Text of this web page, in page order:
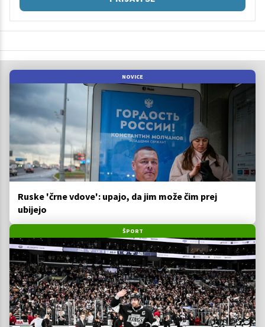
NOVICE
Ruske 'črne vdove': upajo, da jim može čim prej
ubijejo
ŠPORT